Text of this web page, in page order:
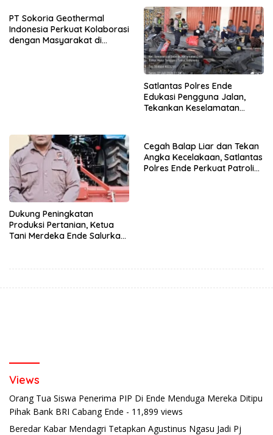
PT Sokoria Geothermal
Indonesia Perkuat Kolaborasi
dengan Masyarakat di
Satlantas Polres Ende
Edukasi Pengguna Jalan,
Tekankan Keselamatan
Dukung Peningkatan
Produksi Pertanian, Ketua
Tani Merdeka Ende Salurkan
Cegah Balap Liar dan Tekan
Angka Kecelakaan, Satlantas
Polres Ende Perkuat Patroli
Views
Orang Tua Siswa Penerima PIP Di Ende Menduga Mereka Ditipu
Pihak Bank BRI Cabang Ende - 11,899 views
Beredar Kabar Mendagri Tetapkan Agustinus Ngasu Jadi Pj